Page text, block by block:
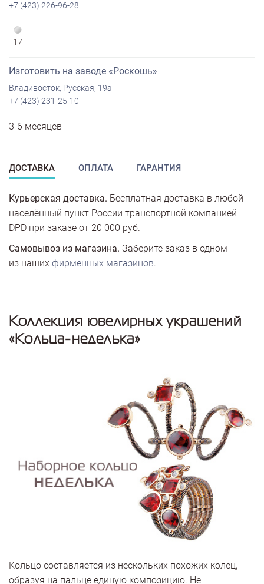
+7 (423) 226-96-28
17
Изготовить на заводе «Роскошь»
Владивосток, Русская, 19а
+7 (423) 231-25-10
3-6 месяцев
ДОСТАВКА ОПЛАТА ГАРАНТИЯ
Курьерская доставка. Бесплатная доставка в любой
населённый пункт России транспортной компанией
DPD при заказе от 20 000 руб.
Самовывоз из магазина. Заберите заказ в одном
из наших фирменных магазинов.
Коллекция ювелирных украшений
«Кольца-неделька»
Кольцо составляется из нескольких похожих колец,
образуя на пальце единую композицию. Не